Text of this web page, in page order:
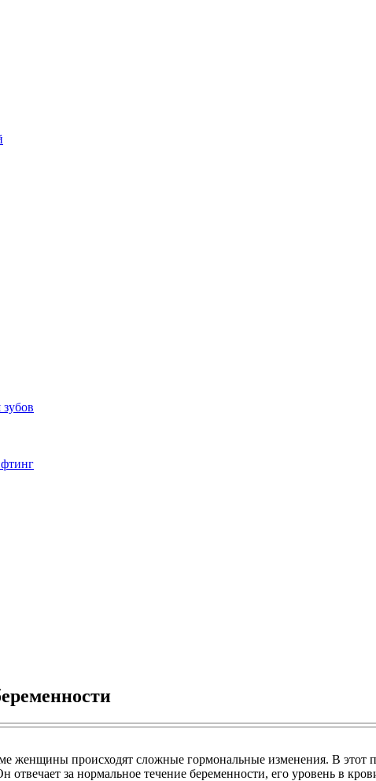
зубов
женщины происходят сложные гормональные изменения. В этот
за нормальное течение беременности, его уровень в